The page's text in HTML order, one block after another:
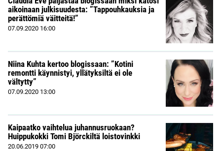
aikoinaan julkisuudesta: ”Tappouhkauksia ja
perättömiä väitteitä!”
07.09.2020 16:00
Niina Kuhta kertoo blogissaan: ”Kotini
remontti käynnistyi, yllätyksiltä ei ole
vältytty”
07.09.2020 13:00
Kaipaatko vaihtelua juhannusruokaan?
Huippukokki Tomi Björckiltä loistovinkki
20.06.2019 07:00